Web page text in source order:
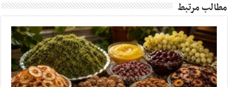
مطالب مرتبط